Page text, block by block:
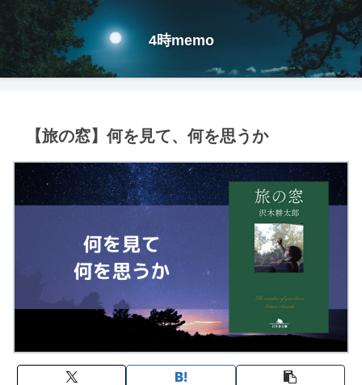
4時memo
【旅の窓】何を見て、何を思うか